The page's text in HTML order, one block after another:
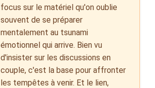
focus sur le matériel qu'on oublie
souvent de se préparer
mentalement au tsunami
émotionnel qui arrive. Bien vu
d'insister sur les discussions en
couple, c'est la base pour affronter
les tempêtes à venir. Et le lien,